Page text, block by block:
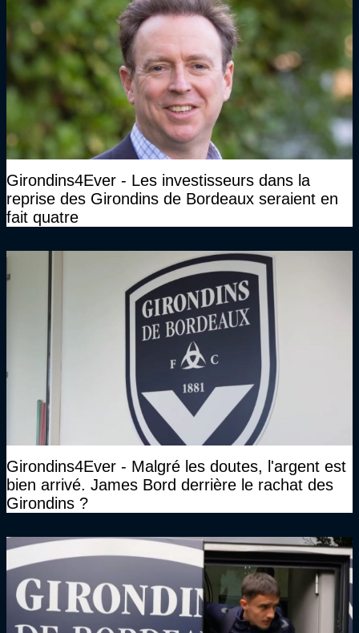
Girondins4Ever - Les investisseurs dans la
reprise des Girondins de Bordeaux seraient en
fait quatre
Girondins4Ever - Malgré les doutes, l'argent est
bien arrivé. James Bord derrière le rachat des
Girondins ?